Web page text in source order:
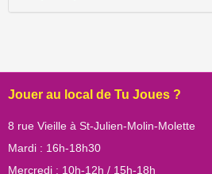
Jouer au local de Tu Joues ?
8 rue Vieille à St-Julien-Molin-Molette
Mardi : 16h-18h30
Mercredi : 10h-12h / 15h-18h